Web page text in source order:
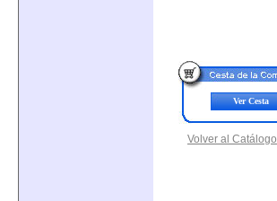
Ver Cesta
Volver al Catálogo